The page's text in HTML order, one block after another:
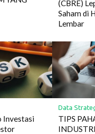
(CBRE)
Saham di
Lembar
Investasi
Data
TIPS